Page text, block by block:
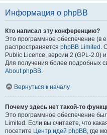
Информация о phpBB
Кто написал эту конференцию?
Это программное обеспечение (в
распространяется phpBB Limited .
Public Licence, версии 2 (GPL-2.0)
Для получения более подробных
About phpBB.
Вернуться к началу
Почему здесь нет такой-то
Это программное обеспечение
Limited. Если вы считаете, что
посетите Центр идей phpBB, где